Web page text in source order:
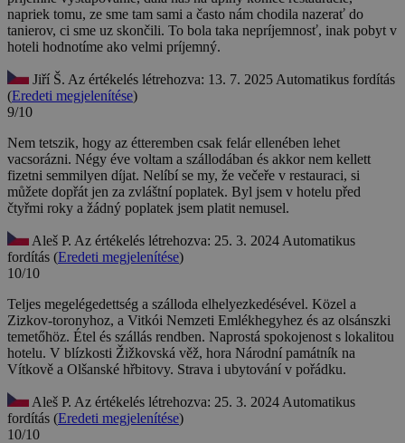
napriek tomu, ze sme tam sami a často nám chodila nazerať do
tanierov, ci sme uz skončili. To bola taka nepríjemnosť, inak pobyt v
hoteli hodnotíme ako velmi príjemný.
Jiří Š. Az értékelés létrehozva: 13. 7. 2025 Automatikus fordítás
(Eredeti megjelenítése)
9/10
Nem tetszik, hogy az étteremben csak felár ellenében lehet
vacsorázni. Négy éve voltam a szállodában és akkor nem kellett
fizetni semmilyen díjat. Nelíbí se my, že večeře v restauraci, si
můžete dopřát jen za zvláštní poplatek. Byl jsem v hotelu před
čtyřmi roky a žádný poplatek jsem platit nemusel.
Aleš P. Az értékelés létrehozva: 25. 3. 2024 Automatikus
fordítás (Eredeti megjelenítése)
10/10
Teljes megelégedettség a szálloda elhelyezkedésével. Közel a
Zizkov-toronyhoz, a Vitkói Nemzeti Emlékhegyhez és az olsánszki
temetőhöz. Étel és szállás rendben. Naprostá spokojenost s lokalitou
hotelu. V blízkosti Žižkovská věž, hora Národní památník na
Vítkově a Olšanské hřbitovy. Strava i ubytování v pořádku.
Aleš P. Az értékelés létrehozva: 25. 3. 2024 Automatikus
fordítás (Eredeti megjelenítése)
10/10